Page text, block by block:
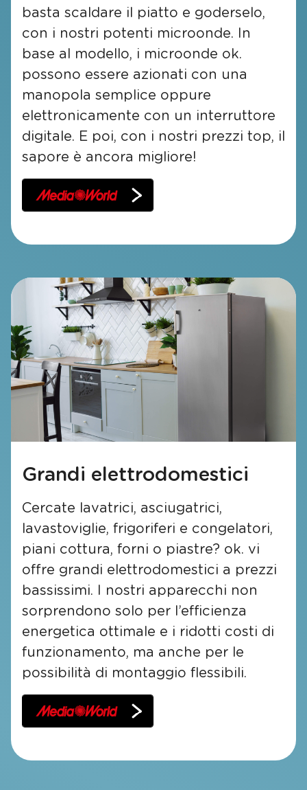
basta scaldare il piatto e goderselo,
con i nostri potenti microonde. In
base al modello, i microonde ok.
possono essere azionati con una
manopola semplice oppure
elettronicamente con un interruttore
digitale. E poi, con i nostri prezzi top, il
sapore è ancora migliore!
Grandi elettrodomestici
Cercate lavatrici, asciugatrici,
lavastoviglie, frigoriferi e congelatori,
piani cottura, forni o piastre? ok. vi
offre grandi elettrodomestici a prezzi
bassissimi. I nostri apparecchi non
sorprendono solo per l’efficienza
energetica ottimale e i ridotti costi di
funzionamento, ma anche per le
possibilità di montaggio flessibili.